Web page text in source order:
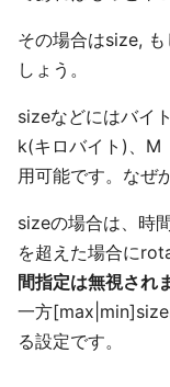
その場合はsize,
しょう。
sizeなどにはバイ
k(キロバイト)、M
用可能です。なぜ
sizeの場合は、時
を超えた場合に
間指定は無視され
一方[max|min]size
る設定です。